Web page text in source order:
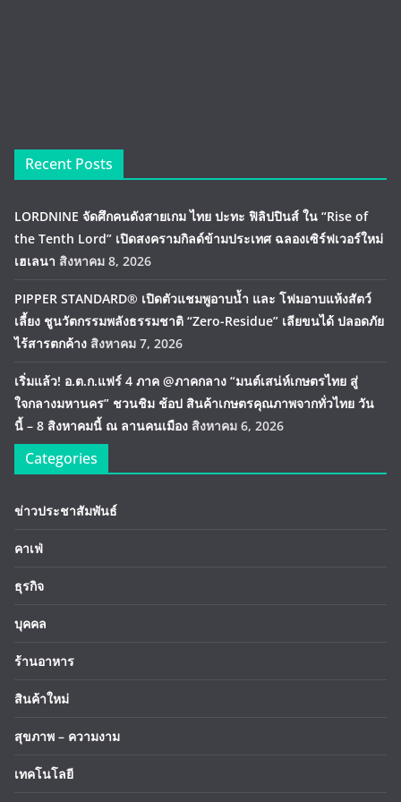
Recent Posts
LORDNINE จัดศึกคนดังสายเกม ไทย ปะทะ ฟิลิปปินส์ ใน “Rise of
the Tenth Lord” เปิดสงครามกิลด์ข้ามประเทศ ฉลองเซิร์ฟเวอร์ใหม่
เฮเลนา สิงหาคม 8, 2026
PIPPER STANDARD® เปิดตัวแชมพูอาบน้ำ และ โฟมอาบแห้งสัตว์
เลี้ยง ชูนวัตกรรมพลังธรรมชาติ “Zero-Residue” เลียขนได้ ปลอดภัย
ไร้สารตกค้าง สิงหาคม 7, 2026
เริ่มแล้ว! อ.ต.ก.แฟร์ 4 ภาค @ภาคกลาง “มนต์เสน่ห์เกษตรไทย สู่
ใจกลางมหานคร” ชวนชิม ช้อป สินค้าเกษตรคุณภาพจากทั่วไทย วัน
นี้ – 8 สิงหาคมนี้ ณ ลานคนเมือง สิงหาคม 6, 2026
Categories
ข่าวประชาสัมพันธ์
คาเฟ่
ธุรกิจ
บุคคล
ร้านอาหาร
สินค้าใหม่
สุขภาพ – ความงาม
เทคโนโลยี